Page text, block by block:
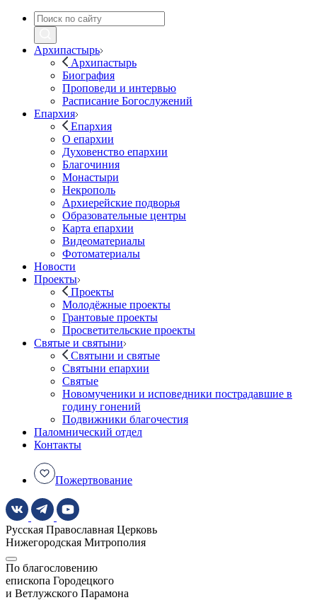
Архипастырь
Архипастырь
Биография
Проповеди и интервью
Расписание Богослужений
Епархия
Епархия
О епархии
Духовенство епархии
Благочиния
Монастыри
Некрополь
Архиерейские подворья
Образовательные центры
Карта епархии
Видеоматериалы
Фотоматериалы
Новости
Проекты
Проекты
Молодёжные проекты
Грантовые проекты
Просветительские проекты
Святые и святыни
Святыни и святые
Святыни епархии
Святые
Новомученики и исповедники пострадавшие в
годину гонений
Подвижники благочестия
Паломнический отдел
Контакты
Пожертвование
Русская Православная Церковь
Нижегородская Митрополия
По благословению
епископа Городецкого
и Ветлужского Парамона